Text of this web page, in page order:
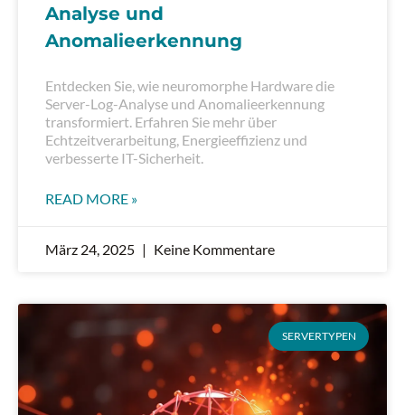
Analyse und
Anomalieerkennung
Entdecken Sie, wie neuromorphe Hardware die
Server-Log-Analyse und Anomalieerkennung
transformiert. Erfahren Sie mehr über
Echtzeitverarbeitung, Energieeffizienz und
verbesserte IT-Sicherheit.
READ MORE »
März 24, 2025 Keine Kommentare
SERVERTYPEN